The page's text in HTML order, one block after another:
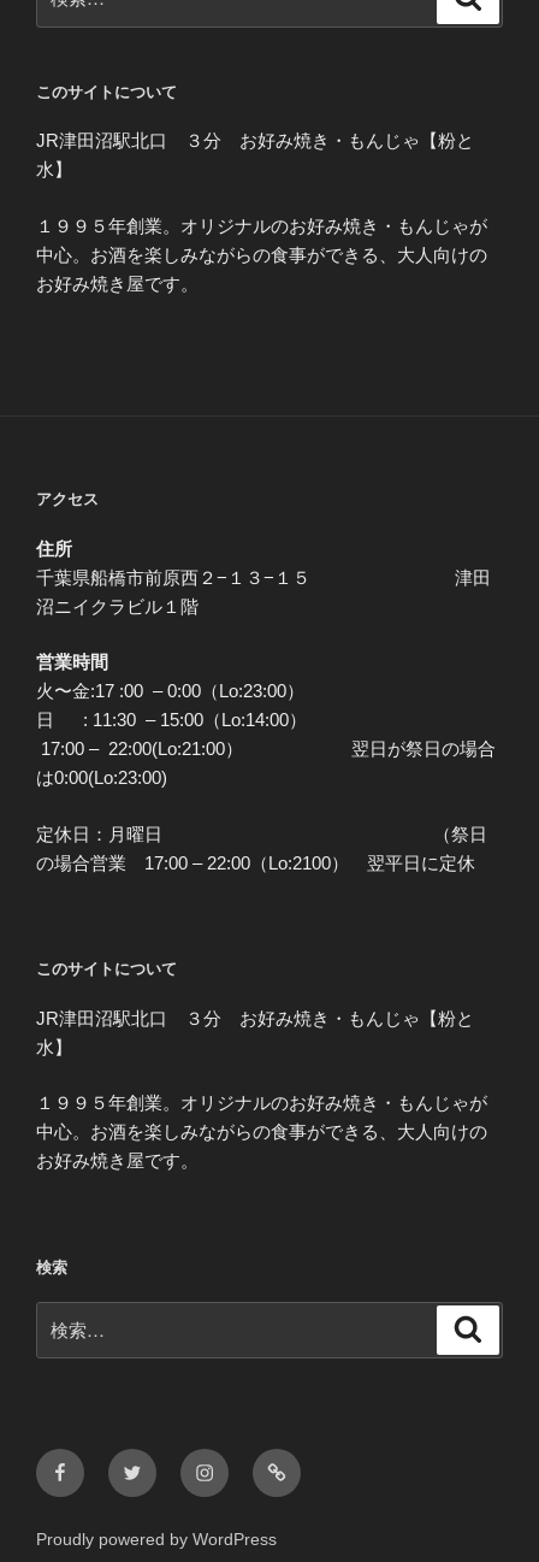
索:
このサイトについて
JR津田沼駅北口 ３分 お好み焼き・もんじゃ【粉と
水】
１９９５年創業。オリジナルのお好み焼き・もんじゃが
中心。お酒を楽しみながらの食事ができる、大人向けの
お好み焼き屋です。
アクセス
住所
千葉県船橋市前原西２−１３−１５ 津田
沼ニイクラビル１階
営業時間
火〜金:17 :00 – 0:00（Lo:23:00）
日 : 11:30 – 15:00（Lo:14:00）
17:00 – 22:00(Lo:21:00） 翌日が祭日の場合
は0:00(Lo:23:00)
定休日：月曜日 （祭日
の場合営業 17:00 – 22:00（Lo:2100） 翌平日に定休
このサイトについて
JR津田沼駅北口 ３分 お好み焼き・もんじゃ【粉と
水】
１９９５年創業。オリジナルのお好み焼き・もんじゃが
中心。お酒を楽しみながらの食事ができる、大人向けの
お好み焼き屋です。
検索
索:
FacebookTwitter Instagram
メ
ー
Proudly powered by WordPress